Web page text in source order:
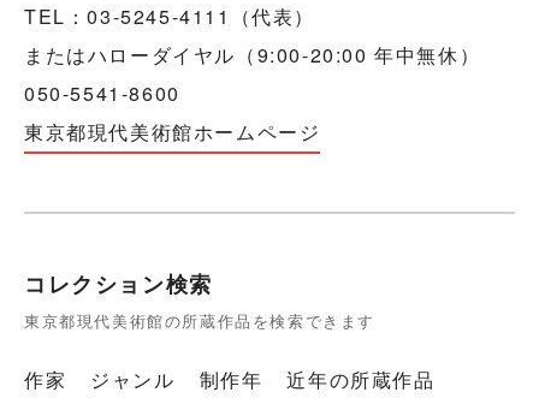
TEL：03-5245-4111（代表）
またはハローダイヤル（9:00-20:00 年中無休）
050-5541-8600
東京都現代美術館ホームページ
コレクション検索
東京都現代美術館の所蔵作品を検索できます
作家 ジャンル 制作年 近年の所蔵作品